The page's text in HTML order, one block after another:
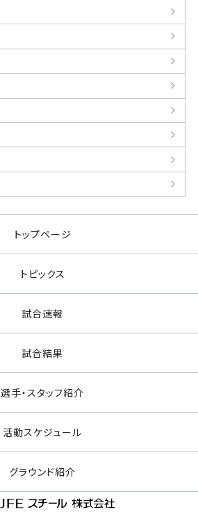
トップページ
トピックス
試合速報
試合結果
選手・スタッフ紹介
活動スケジュール
グラウンド紹介